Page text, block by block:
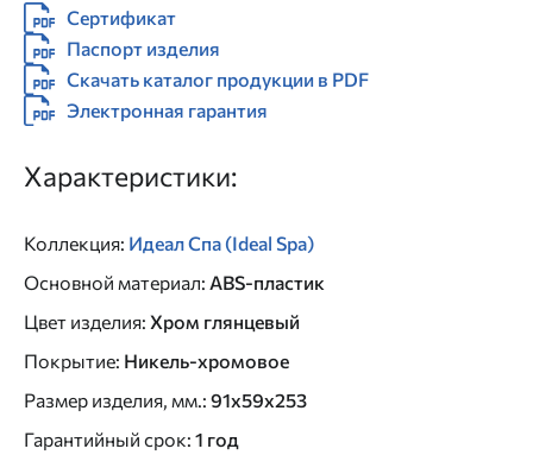
Сертификат
Паспорт изделия
Скачать каталог продукции в PDF
Электронная гарантия
Характеристики:
Коллекция: Идеал Спа (Ideal Spa)
Основной материал: ABS-пластик
Цвет изделия: Хром глянцевый
Покрытие: Никель-хромовое
Размер изделия, мм.: 91x59x253
Гарантийный срок: 1 год